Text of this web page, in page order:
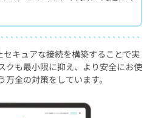
セキュアな接続を構築することで実
クも最小限に抑え、より安全にお使
万全の対策をしています。